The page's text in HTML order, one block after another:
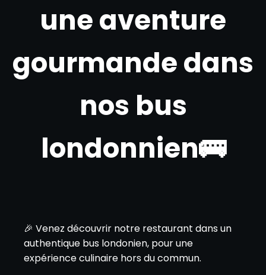
une aventure
gourmande dans
nos bus
londonnien🚌
🎉 Venez découvrir notre restaurant dans un
authentique bus londonien, pour une
expérience culinaire hors du commun.